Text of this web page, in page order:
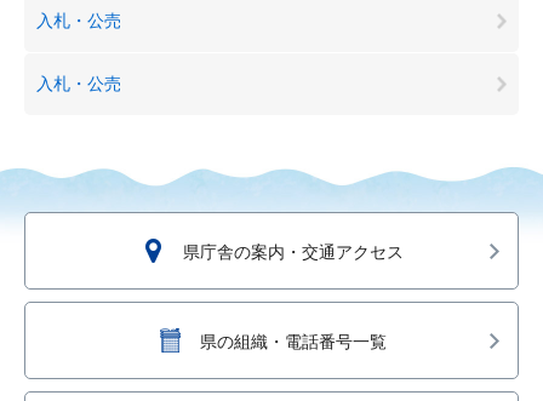
入札・公売
入札・公売
県庁舎の案内・交通アクセス
県の組織・電話番号一覧